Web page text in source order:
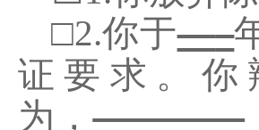
□2.你于
证要求。你
为，